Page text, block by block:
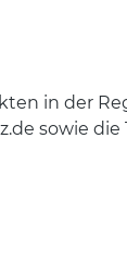
in der
sowie